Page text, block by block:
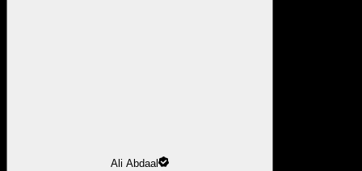
Ali Abdaal